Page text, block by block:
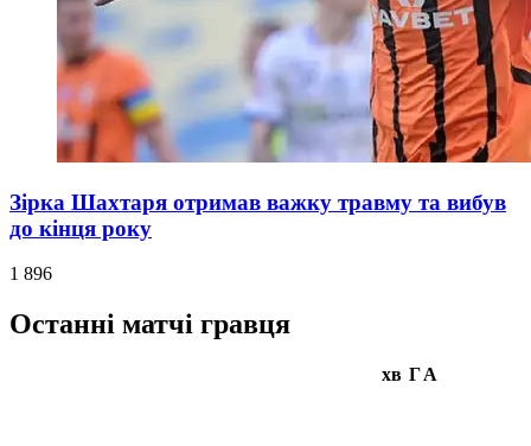
Зірка Шахтаря отримав важку травму та вибув
до кінця року
1 896
Останні матчі гравця
хв ГА